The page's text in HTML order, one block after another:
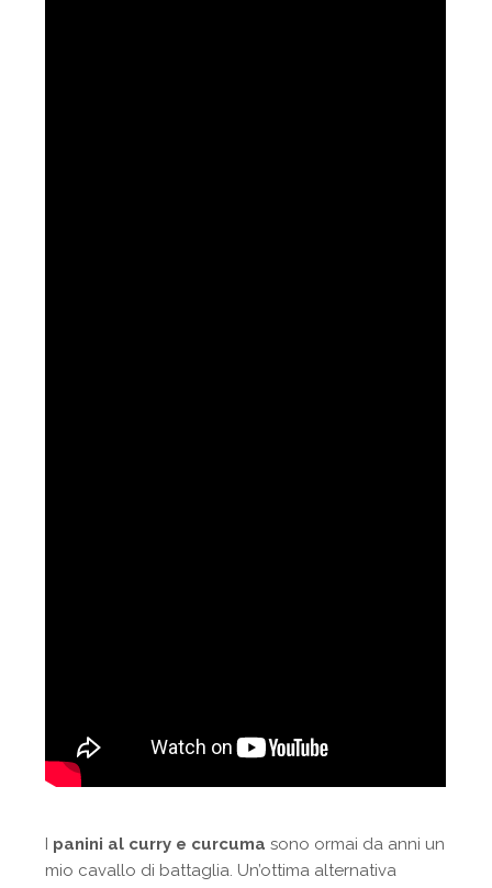
I panini al curry e curcuma sono ormai da anni un
mio cavallo di battaglia. Un’ottima alternativa